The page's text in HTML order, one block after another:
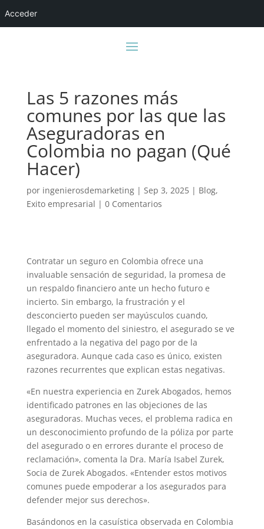
Las 5 razones más
comunes por las que las
Aseguradoras en
Colombia no pagan (Qué
Hacer)
por ingenierosdemarketing| Sep 3, 2025| Blog,
Exito empresarial | 0 Comentarios
Contratar un seguro en Colombia ofrece una
invaluable sensación de seguridad, la promesa de
un respaldo financiero ante un hecho futuro e
incierto. Sin embargo, la frustración y el
desconcierto pueden ser mayúsculos cuando,
llegado el momento del siniestro, el asegurado se ve
enfrentado a la negativa del pago por de la
aseguradora. Aunque cada caso es único, existen
razones recurrentes que explican estas negativas.
«En nuestra experiencia en Zurek Abogados, hemos
identificado patrones en las objeciones de las
aseguradoras. Muchas veces, el problema radica en
un desconocimiento profundo de la póliza por parte
del asegurado o en errores durante el proceso de
reclamación», comenta la Dra. María Isabel Zurek,
Socia de Zurek Abogados. «Entender estos motivos
comunes puede empoderar a los asegurados para
defender mejor sus derechos».
Basándonos en la casuística observada en Colombia
Acceder